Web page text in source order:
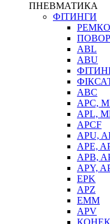
ПНЕВМАТИКА
ФІТИНГИ
ABL
ABU
ABC
APC,
APL,
APCF
APU,
APE,
APB,
APY,
EPK
APZ
EMM
APV